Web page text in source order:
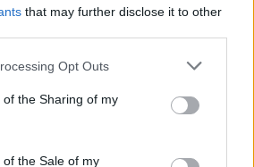
that may further disclose it to other
Opt Outs
the Sharing of my
the Sale of my
med fisksåsen och sockret.
marinaden i en liten plastpåse och